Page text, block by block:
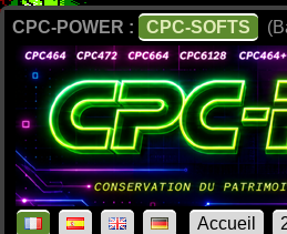
CPC-POWER : CPC-SOFTS
Accueil